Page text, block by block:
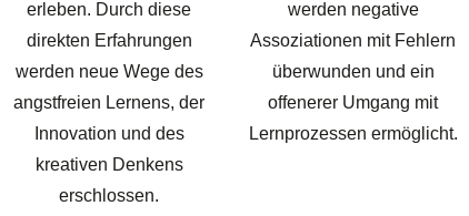
erleben. Durch diese
direkten Erfahrungen
werden neue Wege des
angstfreien Lernens, der
Innovation und des
kreativen Denkens
erschlossen.
werden negative
Assoziationen mit Fehlern
überwunden und ein
offenerer Umgang mit
Lernprozessen ermöglicht.